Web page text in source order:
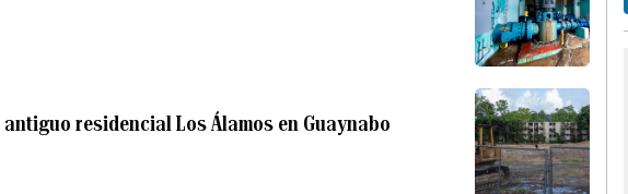
residencial Los Álamos en Guaynabo